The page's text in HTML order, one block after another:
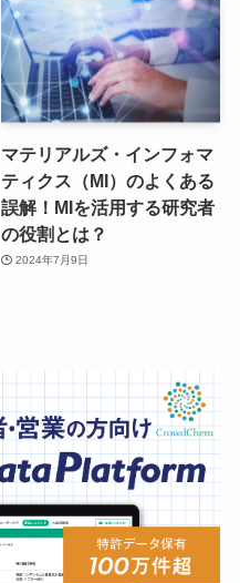
マテリアルズ・インフォマ
ティクス（MI）のよくある
誤解！MIを活用する研究者
の役割とは？
2024年7月9日